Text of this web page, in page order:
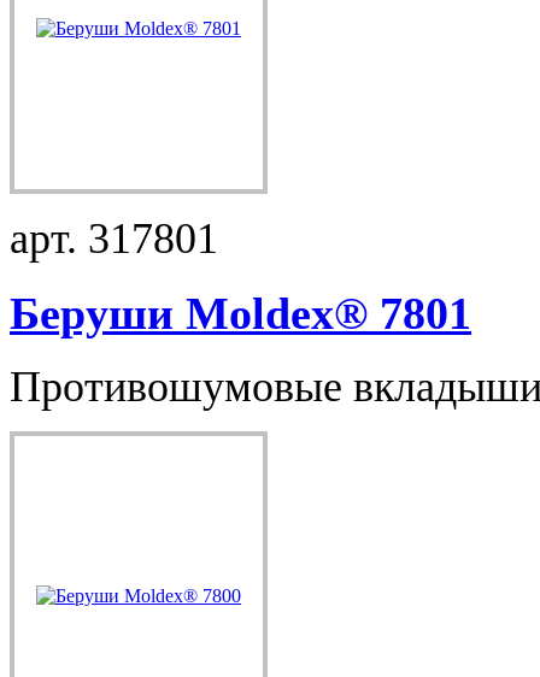
арт. 317801
Беруши Moldex® 7801
Противошумовые